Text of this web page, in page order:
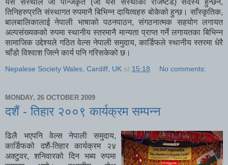
यस संस्थाले जो पन्जिकृत (जो यस संस्थाका रजिष्टर्ड) सदस्य हुन्छन,
तिनिहरुप्रति संस्थागत रुपमानै बिभिन्न दायित्वहरु बोकेको हुन्छ। साँस्कृतिक,
बालबालिकालाई नेपाली भाषाको पठनपाठन, संगठनात्मक सहयोग लगायत
अल्पसंख्यकको रुपमा स्थानीय स्तरमानै मान्यता प्राप्त गर्ने लगायतका बिभिन्न
सामाजिक उद्देश्यले गठित वेल्स नेपाली समुदाय, कार्डिफले स्थानीय स्तरमा धेरै
चाँडो विश्वाश जित्ने कार्य पनि गरिसकेको छ।
Nepalese Society Wales, Cardiff, UK at 15:18 No comments:
MONDAY, 26 OCTOBER 2009
दशैं - तिहार २००९ कार्यक्रम सम्पन्न
ढिलै भएपनि वेल्स नेपाली समुदाय,
कार्डिफको दशैं-तिहार कार्यक्रम २४
अक्टुवर, शनिवारको दिन भब्य रुपमा